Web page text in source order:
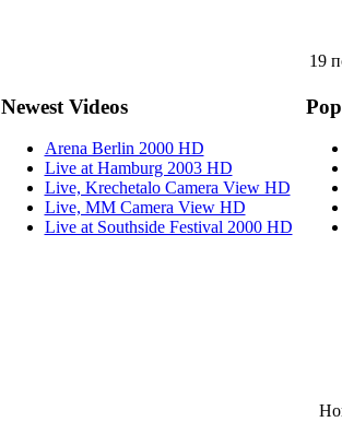
19
Newest Videos
Arena Berlin 2000 HD
Live at Hamburg 2003 HD
Live, Krechetalo Camera View HD
Live, MM Camera View HD
Live at Southside Festival 2000 HD